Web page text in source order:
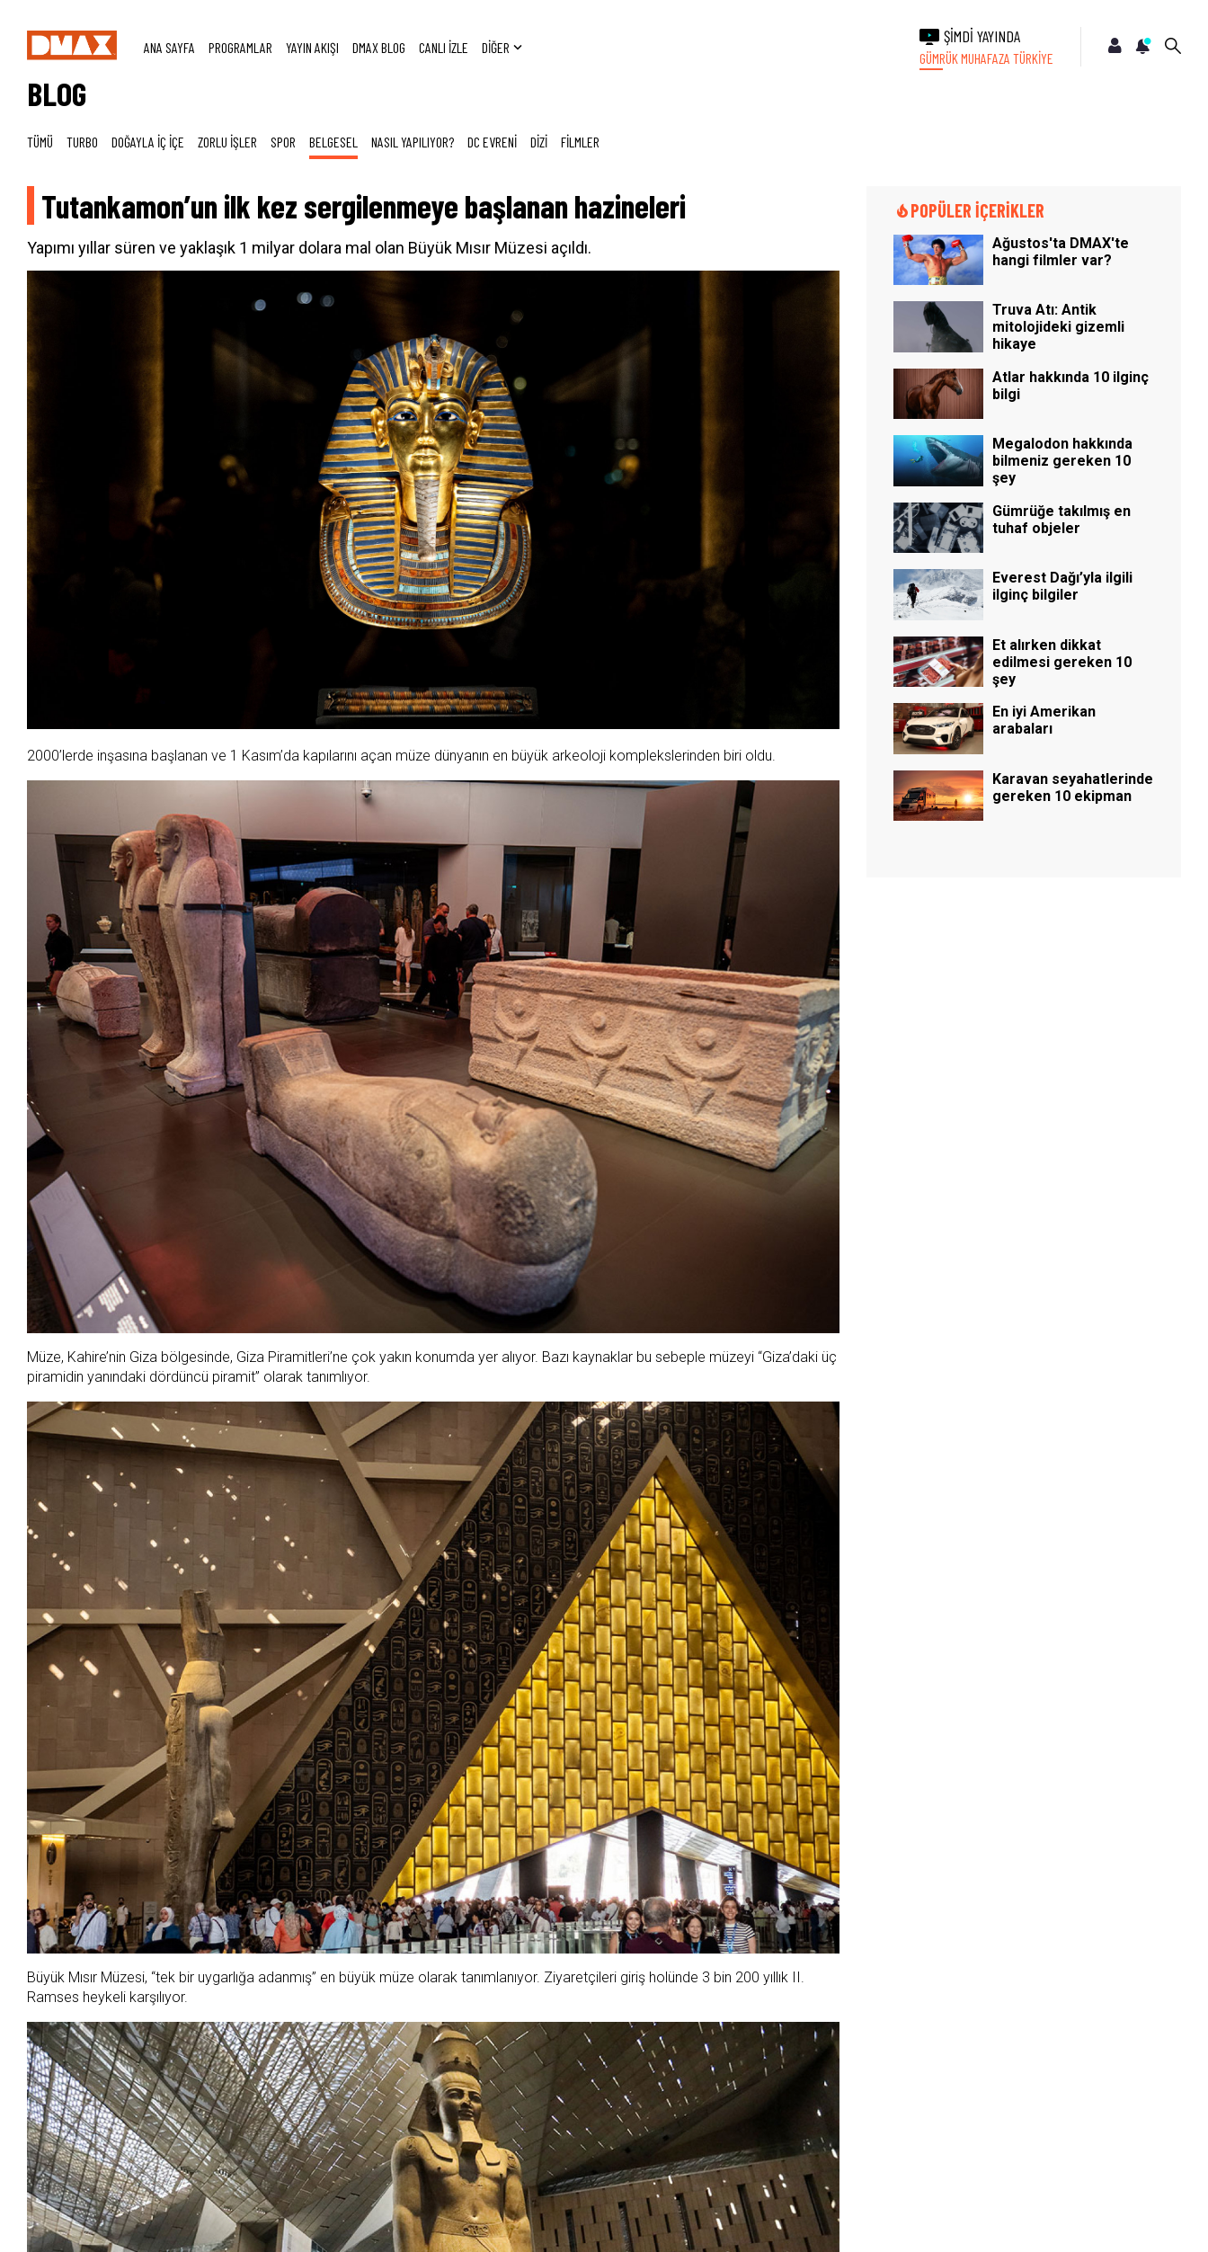
ANA SAYFA PROGRAMLAR YAYIN AKIŞI DMAX BLOG CANLI İZLE DİĞER
ŞİMDİ YAYINDA
GÜMRÜK MUHAFAZA TÜRKİYE
BLOG
TÜMÜ TURBO DOĞAYLA İÇ İÇE ZORLU İŞLER SPOR BELGESEL NASIL YAPILIYOR? DC EVRENİ DİZİ FİLMLER
Tutankamon’un ilk kez sergilenmeye başlanan hazineleri
Yapımı yıllar süren ve yaklaşık 1 milyar dolara mal olan Büyük Mısır Müzesi açıldı.
2000’lerde inşasına başlanan ve 1 Kasım’da kapılarını açan müze dünyanın en büyük arkeoloji komplekslerinden biri oldu.
Müze, Kahire’nin Giza bölgesinde, Giza Piramitleri’ne çok yakın konumda yer alıyor. Bazı kaynaklar bu sebeple müzeyi “Giza’daki üç
piramidin yanındaki dördüncü piramit” olarak tanımlıyor.
Büyük Mısır Müzesi, “tek bir uygarlığa adanmış” en büyük müze olarak tanımlanıyor. Ziyaretçileri giriş holünde 3 bin 200 yıllık II.
Ramses heykeli karşılıyor.
POPÜLER İÇERİKLER
Ağustos'ta DMAX'te
hangi filmler var?
Truva Atı: Antik
mitolojideki gizemli
hikaye
Atlar hakkında 10 ilginç
bilgi
Megalodon hakkında
bilmeniz gereken 10
şey
Gümrüğe takılmış en
tuhaf objeler
Everest Dağı’yla ilgili
ilginç bilgiler
Et alırken dikkat
edilmesi gereken 10
şey
En iyi Amerikan
arabaları
Karavan seyahatlerinde
gereken 10 ekipman